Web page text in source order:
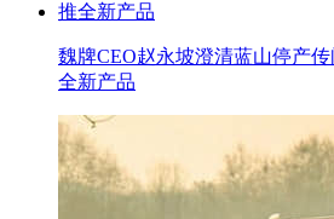
魏牌CEO赵永坡澄清蓝山停产
全新产品